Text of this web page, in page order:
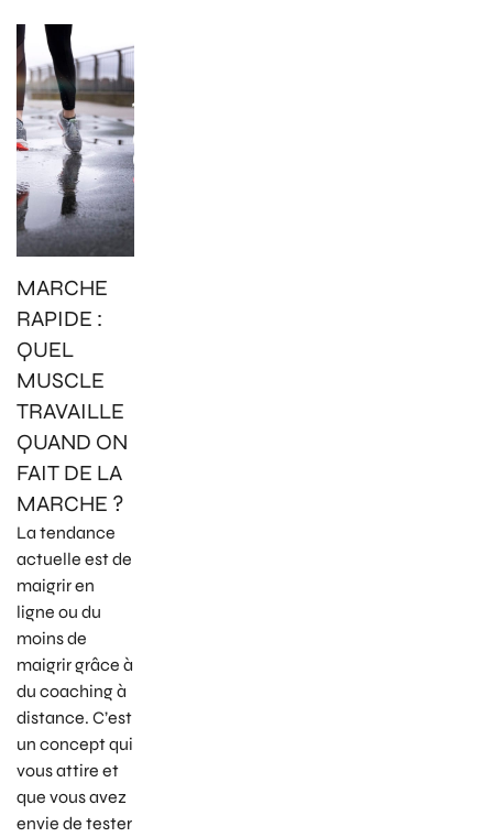
MARCHE
RAPIDE :
QUEL
MUSCLE
TRAVAILLE
QUAND ON
FAIT DE LA
MARCHE ?
La tendance
actuelle est de
maigrir en
ligne ou du
moins de
maigrir grâce à
du coaching à
distance. C’est
un concept qui
vous attire et
que vous avez
envie de tester